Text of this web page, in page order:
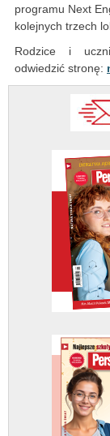
programu Next
kolejnych trzech
Rodzice i
odwiedzić stronę: